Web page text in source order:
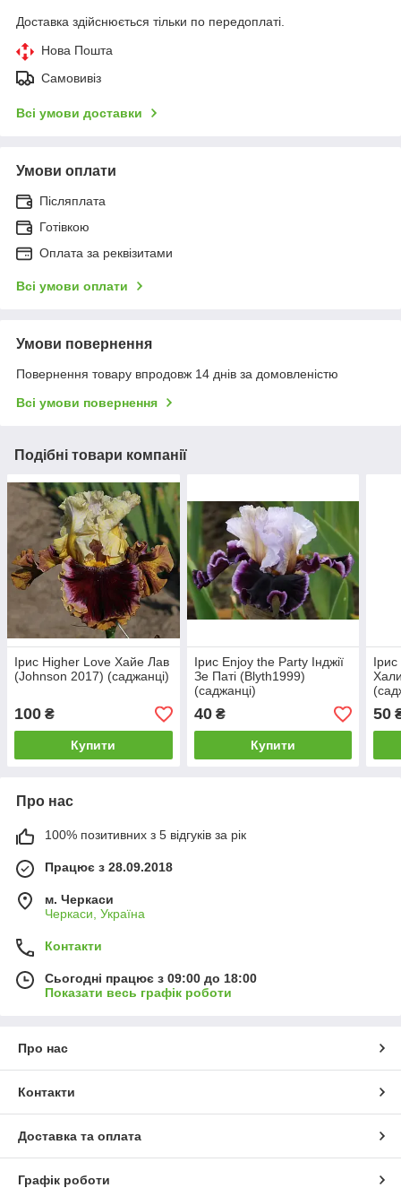
Доставка здійснюється тільки по передоплаті.
Нова Пошта
Самовивіз
Всі умови доставки
Умови оплати
Післяплата
Готівкою
Оплата за реквізитами
Всі умови оплати
Умови повернення
Повернення товару впродовж 14 днів за домовленістю
Всі умови повернення
Подібні товари компанії
Ірис Higher Love Хайе Лав
(Johnson 2017) (саджанці)
100 ₴
Купити
Ірис Enjoy the Party Інджії
Зе Паті (Blyth1999)
(саджанці)
40₴
Купити
50
Про нас
100% позитивних з 5 відгуків за рік
Працює з 28.09.2018
м. Черкаси
Черкаси, Україна
Контакти
Сьогодні працює з 09:00 до 18:00
Показати весь графік роботи
Про нас
Контакти
Доставка та оплата
Графік роботи